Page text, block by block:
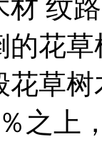
纹
花
草
之上